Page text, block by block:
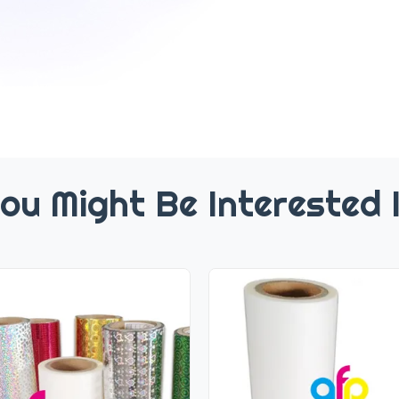
Might Be Interested